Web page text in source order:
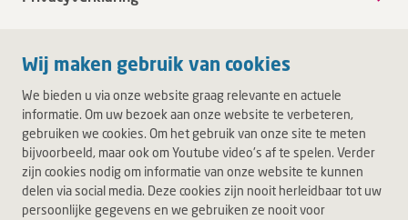
Wij maken gebruik van cookies
We bieden u via onze website graag relevante en actuele
informatie. Om uw bezoek aan onze website te verbeteren,
gebruiken we cookies. Om het gebruik van onze site te meten
bijvoorbeeld, maar ook om Youtube video's af te spelen. Verder
zijn cookies nodig om informatie van onze website te kunnen
delen via social media. Deze cookies zijn nooit herleidbaar tot uw
persoonlijke gegevens en we gebruiken ze nooit voor